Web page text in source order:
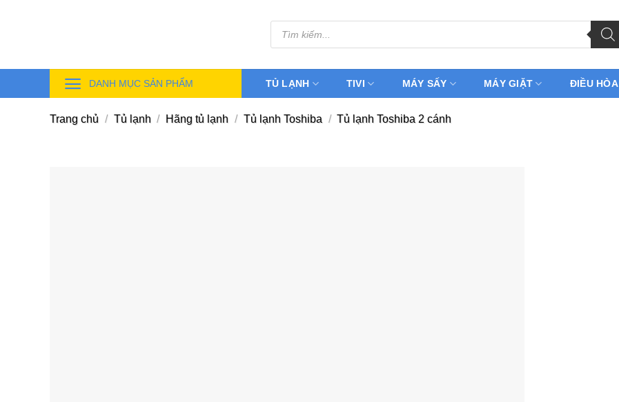
Tìm
kiếm
sản
DANH MỤC SẢN PHẨM TỦ LẠNH TIVI MÁY SẤY MÁY GIẶT ĐIỀU HÒA
Trang chủ / Tủ lạnh / Hãng tủ lạnh / Tủ lạnh Toshiba / Tủ lạnh Toshiba 2 cánh